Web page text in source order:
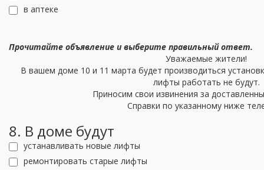
в аптеке
Прочитайте объявление и выберите правильный ответ.
Уважаемые жители!
В вашем доме 10 и 11 марта будет производиться
лифты работать не будут.
Приносим свои извинения за
Справки по указанному ниже
8. В доме будут
устанавливать новые лифты
ремонтировать старые лифты